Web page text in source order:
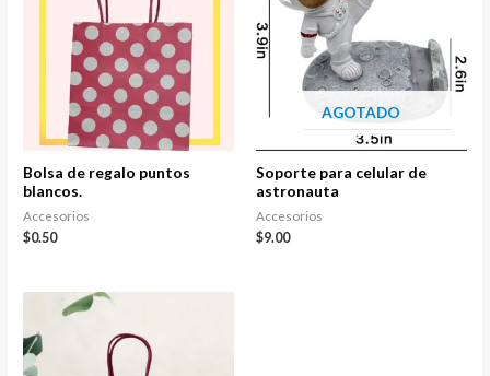
Bolsa de regalo puntos
blancos.
Accesorios
$0.50
AGOTADO
Soporte para celular de
astronauta
Accesorios
$9.00